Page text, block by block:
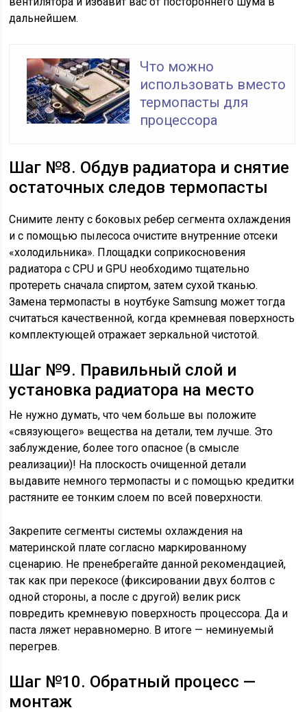
дальнейшем.
Что можно
использовать вместо
термопасты для
процессора
Шаг №8. Обдув радиатора и снятие
остаточных следов термопасты
Снимите ленту с боковых ребер сегмента охлаждения
и с помощью пылесоса очистите внутренние отсеки
«холодильника». Площадки соприкосновения
радиатора с CPU и GPU необходимо тщательно
протереть сначала спиртом, затем сухой тканью.
Замена термопасты в ноутбуке Samsung может тогда
считаться качественной, когда кремневая поверхность
комплектующей отражает зеркальной чистотой.
Шаг №9. Правильный слой и
установка радиатора на место
Не нужно думать, что чем больше вы положите
«связующего» вещества на детали, тем лучше. Это
заблуждение, более того опасное (в смысле
реализации)! На плоскость очищенной детали
выдавите немного термопасты и с помощью кредитки
растяните ее тонким слоем по всей поверхности.
Закрепите сегменты системы охлаждения на
материнской плате согласно маркированному
сценарию. Не пренебрегайте данной рекомендацией,
так как при перекосе (фиксировании двух болтов с
одной стороны, а после с другой) велик риск
повредить кремневую поверхность процессора. Да и
паста ляжет неравномерно. В итоге — неминуемый
перегрев.
Шаг №10. Обратный процесс —
монтаж